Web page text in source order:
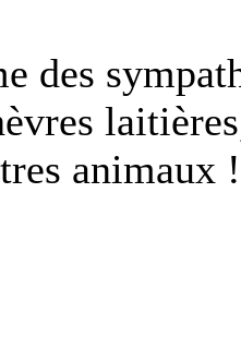
des
animaux !